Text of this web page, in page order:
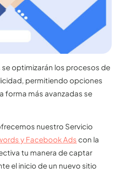
optimizarán los procesos de
permitiendo opciones
forma más avanzadas se
nuestro Servicio
y Facebook Ads con la
tu manera de captar
el inicio de un nuevo sitio